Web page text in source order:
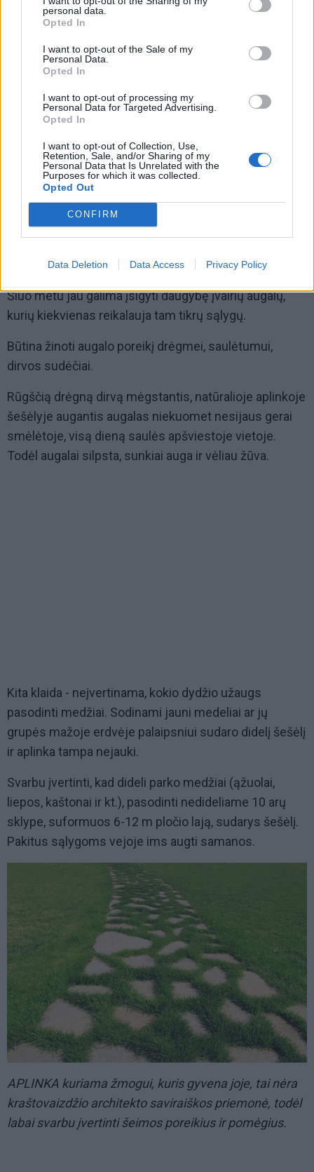
personal data.
Opted In
I want to opt-out of the Sale of my
Personal Data.
Opted In
I want to opt-out of processing my
Personal Data for Targeted Advertising.
Opted In
I want to opt-out of Collection, Use,
Retention, Sale, and/or Sharing of my
Personal Data that Is Unrelated with the
Purposes for which it was collected.
Opted Out
CONFIRM
Data Deletion Data Access Privacy Policy
Dažnai mėgėjai želdintojai daro tokią klaidą: sodina
netinkamai parenka augalus mūsų klimato zonai.
Šiuo metu jau galima įsigyti daugybę įvairių augalų,
kurių kiekvienas reikalauja tam tikrų sąlygų.
Būtina žinoti augalo poreikį drėgmei, saulėtumui,
dirvos sudėčiai.
Rūgščią drėgną dirvą mėgstantis, natūralioje aplinkoje
šešėlyje augantis augalas niekuomet nesijaus gerai
smėlėtoje, visą dieną saulės apšviestoje vietoje.
Todėl augalai silpsta, sunkiai auga ir vėliau žūva.
Kita klaida - neįvertinama, kokio dydžio užaugs
pasodinti medžiai. Sodinami jauni medeliai ar jų
grupės mažoje erdvėje palaipsniui sudaro didelį šešėlį
ir aplinka tampa nejauki.
Svarbu įvertinti, kad dideli parko medžiai (ąžuolai,
liepos, kaštonai ir kt.), pasodinti nedideliame 10 arų
sklype, suformuos 6-12 m pločio lają, sudarys šešėlį.
Pakitus sąlygoms vejoje ims augti samanos.
APLINKA kuriama žmogui, kuris gyvena joje, tai nėra
kraštovaizdžio architekto saviraiškos priemonė, todėl
labai svarbu įvertinti šeimos poreikius ir pomėgius.